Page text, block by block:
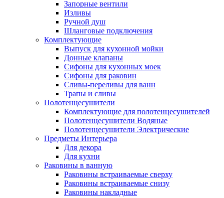
Запорные вентили
Изливы
Ручной душ
Шланговые подключения
Комплектующие
Выпуск для кухонной мойки
Донные клапаны
Сифоны для кухонных моек
Сифоны для раковин
Сливы-переливы для ванн
Трапы и сливы
Полотенцесушители
Комплектующие для полотенцесушителей
Полотенцесушители Водяные
Полотенцесушители Электрические
Предметы Интерьера
Для декора
Для кухни
Раковины в ванную
Раковины встраиваемые сверху
Раковины встраиваемые снизу
Раковины накладные